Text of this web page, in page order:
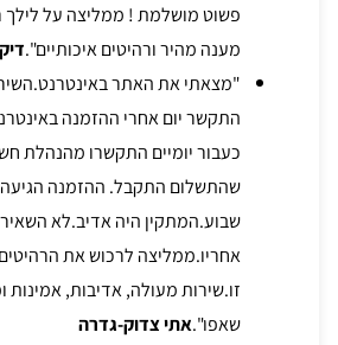
פשוט מושלמת ! ממליצה על
מענה מהיר ורהיטים איכותיים".
"מצאתי את האתר
התקשר יום אחרי ההזמנה
כעבור יומיים התקשרו מהנהלת
שהתשלום התקבל. ההזמנה
שבוע.המתקין היה אדיב.לא
אחריו.ממליצה לרכוש את
זו.שירות מעולה, אדיבות, אמינות
שאפו".אתי צדוק-גדרה